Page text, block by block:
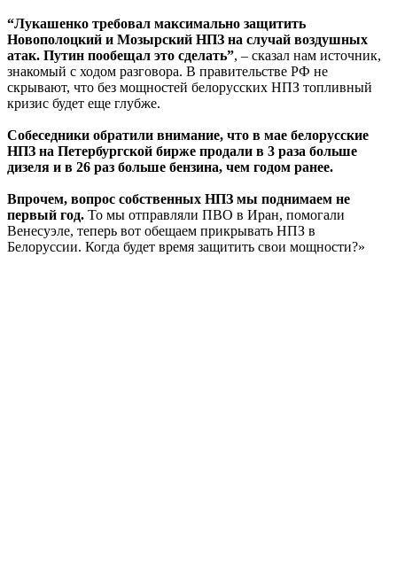
“Лукашенко требовал максимально защитить
Новополоцкий и Мозырский НПЗ на случай воздушных
атак. Путин пообещал это сделать”, – сказал нам источник,
знакомый с ходом разговора. В правительстве РФ не
скрывают, что без мощностей белорусских НПЗ топливный
кризис будет еще глубже.
Собеседники обратили внимание, что в мае белорусские
НПЗ на Петербургской бирже продали в 3 раза больше
дизеля и в 26 раз больше бензина, чем годом ранее.
Впрочем, вопрос собственных НПЗ мы поднимаем не
первый год. То мы отправляли ПВО в Иран, помогали
Венесуэле, теперь вот обещаем прикрывать НПЗ в
Белоруссии. Когда будет время защитить свои мощности?»